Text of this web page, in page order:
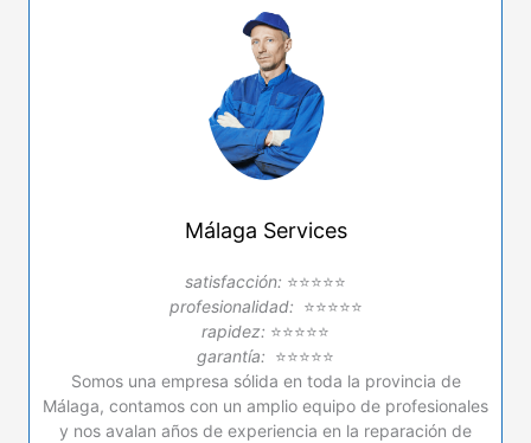
Málaga Services
satisfacción: ⭐⭐⭐⭐⭐
profesionalidad: ⭐⭐⭐⭐⭐
rapidez: ⭐⭐⭐⭐⭐
garantía: ⭐⭐⭐⭐⭐
Somos una empresa sólida en toda la provincia de
Málaga, contamos con un amplio equipo de profesionales
y nos avalan años de experiencia en la reparación de